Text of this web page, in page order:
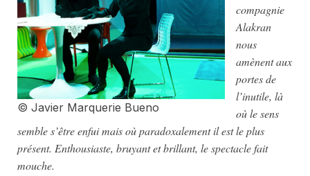
© Javier Marquerie Bueno
compagnie
Alakran
nous
amènent aux
portes de
l’inutile, là
où le sens
semble s’être enfui mais où paradoxalement il est le plus
présent. Enthousiaste, bruyant et brillant, le spectacle fait
mouche.